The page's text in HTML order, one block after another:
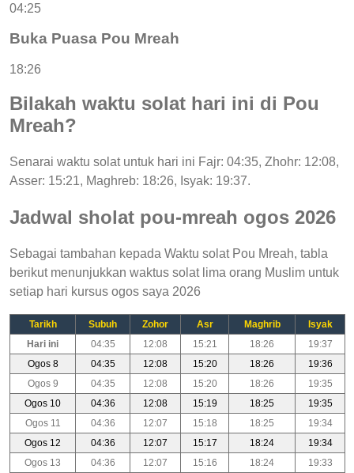
04:25
Buka Puasa Pou Mreah
18:26
Bilakah waktu solat hari ini di Pou
Mreah?
Senarai waktu solat untuk hari ini Fajr: 04:35, Zhohr: 12:08,
Asser: 15:21, Maghreb: 18:26, Isyak: 19:37.
Jadwal sholat pou-mreah ogos 2026
Sebagai tambahan kepada Waktu solat Pou Mreah, tabla
berikut menunjukkan waktus solat lima orang Muslim untuk
setiap hari kursus ogos saya 2026
Tarikh Subuh Zohor Asr Maghrib
Isyak
Hari ini
04:35 12:08 15:21 18:26
19:37
Ogos 8
04:35 12:08 15:20 18:26
19:36
Ogos 9
04:35 12:08 15:20 18:26
19:35
Ogos 10
04:36 12:08 15:19 18:25
19:35
Ogos 11
04:36 12:07 15:18 18:25
19:34
Ogos 12
04:36 12:07 15:17 18:24
19:34
Ogos 13
04:36 12:07 15:16 18:24
19:33